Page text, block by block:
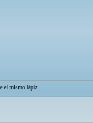
el mismo lápiz.